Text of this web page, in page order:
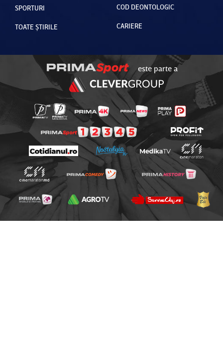
SPORTURI
TOATE ȘTIRILE
COD DEONTOLOGIC
CARIERE
este parte a